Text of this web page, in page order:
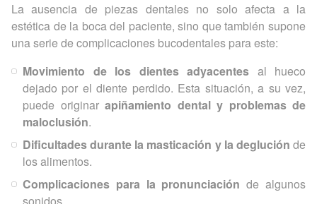
La ausencia de piezas dentales no solo afecta a la
estética de la boca del paciente, sino que también supone
una serie de complicaciones bucodentales para este:
Movimiento de los dientes adyacentes al hueco
dejado por el diente perdido. Esta situación, a su vez,
puede originar apiñamiento dental y problemas de
maloclusión.
Dificultades durante la masticación y la deglución de
los alimentos.
Complicaciones para la pronunciación de algunos